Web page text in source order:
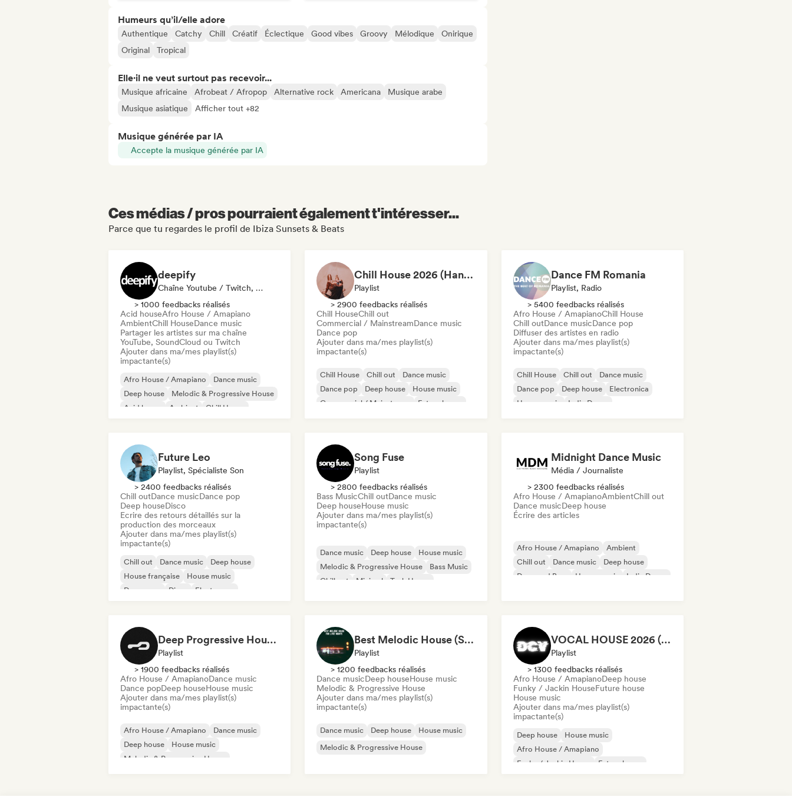
Humeurs qu’il/elle adore
Authentique Catchy Chill Créatif Éclectique Good vibes Groovy Mélodique
Onirique
Original
Tropical
Elle·il ne veut surtout pas recevoir...
Musique africaine Afrobeat / Afropop Alternative rock Americana
Musique arabe
Musique asiatique
Afficher tout +82
Musique générée par IA
Accepte la musique générée par IA
Ces médias / pros pourraient également t'intéresser...
Parce que tu regardes le profil de Ibiza Sunsets & Beats
deepify
Chaîne Youtube / Twitch, Playlist
> 1000 feedbacks réalisés
Acid houseAfro House / Amapiano
AmbientChill HouseDance music
Partager les artistes sur ma chaîne
YouTube, SoundCloud ou Twitch
Ajouter dans ma/mes playlist(s)
impactante(s)
Afro House / Amapiano
Dance music
Deep house
Melodic & Progressive House
Acid house
Ambient
Chill House
Chill House 2026 (Hannah - TCG)
Playlist
> 2900 feedbacks réalisés
Chill HouseChill out
Commercial / MainstreamDance music
Dance pop
Ajouter dans ma/mes playlist(s)
impactante(s)
Chill House Chill out
Dance music
Dance pop
Deep house
House music
Commercial / Mainstream
Future house
Dance FM Romania
Playlist, Radio
> 5400 feedbacks réalisés
Afro House / AmapianoChill House
Chill outDance musicDance pop
Diffuser des artistes en radio
Ajouter dans ma/mes playlist(s)
impactante(s)
Chill House Chill out
Dance music
Dance pop
Deep house
Electronica
House music
Indie Dance
Future Leo
Playlist, Spécialiste Son
> 2400 feedbacks réalisés
Chill outDance musicDance pop
Deep houseDisco
Ecrire des retours détaillés sur la
production des morceaux
Ajouter dans ma/mes playlist(s)
impactante(s)
Chill out Dance music
Deep house
House française
House music
Dance pop
Disco Electropop
Song Fuse
Playlist
> 2800 feedbacks réalisés
Bass MusicChill outDance music
Deep houseHouse music
Ajouter dans ma/mes playlist(s)
impactante(s)
Dance music Deep house
House music
Melodic & Progressive House
Bass Music
Chill out
Minimal Tech House
Midnight Dance Music
Média / Journaliste
> 2300 feedbacks réalisés
Afro House / AmapianoAmbientChill out
Dance musicDeep house
Écrire des articles
Afro House / Amapiano
Ambient
Chill out
Dance music
Deep house
Drum and Bass
House music Indie Dance
Deep Progressive House 2026 (by MODERNDEEP)
Playlist
> 1900 feedbacks réalisés
Afro House / AmapianoDance music
Dance popDeep houseHouse music
Ajouter dans ma/mes playlist(s)
impactante(s)
Afro House / Amapiano
Dance music
Deep house
House music
Melodic & Progressive House
Best Melodic House (Szabolcs Loch)
Playlist
> 1200 feedbacks réalisés
Dance musicDeep houseHouse music
Melodic & Progressive House
Ajouter dans ma/mes playlist(s)
impactante(s)
Dance music Deep house
House music
Melodic & Progressive House
VOCAL HOUSE 2026 (by DC Vemana)
Playlist
> 1300 feedbacks réalisés
Afro House / AmapianoDeep house
Funky / Jackin HouseFuture house
House music
Ajouter dans ma/mes playlist(s)
impactante(s)
Deep house
House music
Afro House / Amapiano
Funky / Jackin House
Future house